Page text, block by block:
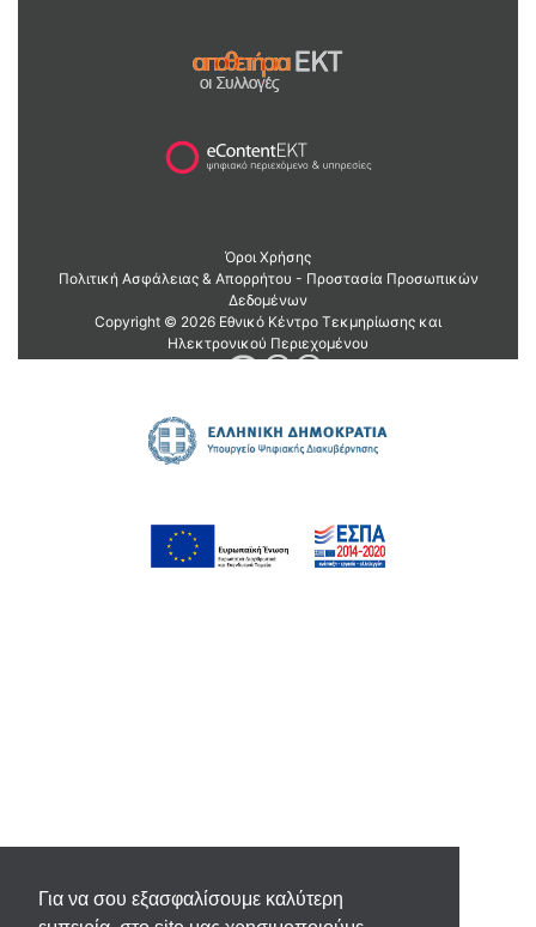
Για να σου εξασφαλίσουμε καλύτερη